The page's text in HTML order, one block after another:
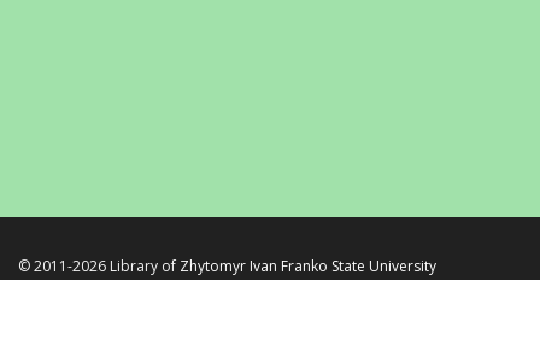
© 2011-2026 Library of Zhytomyr Ivan Franko State University